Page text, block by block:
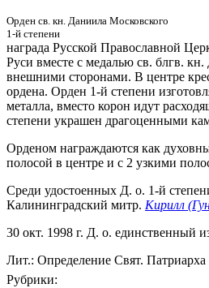
Орден св. кн. Даниила Московского
1-й степени
награда Русской Православной
Руси вместе с медалью св. блгв.
внешними сторонами. В центре
ордена. Орден 1-й степени
металла, вместо корон идут
степени украшен драгоценными
Орденом награждаются как
полосой в центре и с 2 узкими
Среди удостоенных Д. о. 1-й
Калининградский митр. Кирилл
30 окт. 1998 г. Д. о. единственный
Лит.: Определение Свят.
Рубрики: